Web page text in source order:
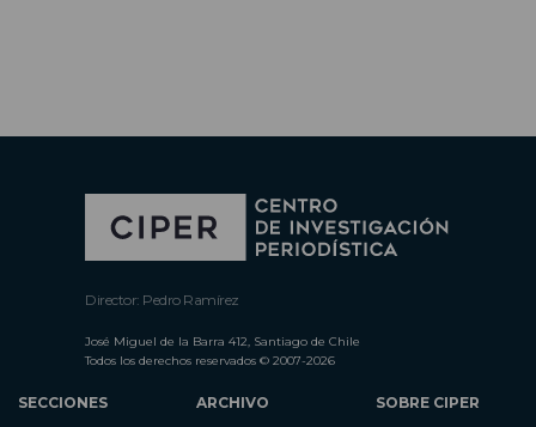
Director: Pedro Ramírez
José Miguel de la Barra 412, Santiago de Chile
Todos los derechos reservados © 2007-2026
SECCIONES
ARCHIVO
SOBRE CIPER